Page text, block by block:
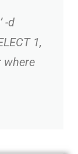
-d
1,
where